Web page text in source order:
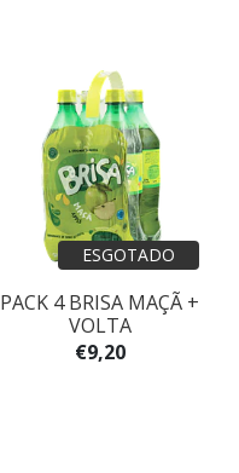
ESGOTADO
PACK 4 BRISA MAÇÃ +
VOLTA
€9,20